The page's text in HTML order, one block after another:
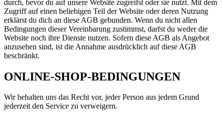
durch, bevor du auf unsere Website zugreifst oder sie nutzt. Mit dem
Zugriff auf einen beliebigen Teil der Website oder deren Nutzung
erklärst du dich an diese AGB gebunden. Wenn du nicht allen
Bedingungen dieser Vereinbarung zustimmst, darfst du weder die
Website noch ihre Dienste nutzen. Sofern diese AGB als Angebot
anzusehen sind, ist die Annahme ausdrücklich auf diese AGB
beschränkt.
ONLINE-SHOP-BEDINGUNGEN
Wir behalten uns das Recht vor, jeder Person aus jedem Grund
jederzeit den Service zu verweigern.